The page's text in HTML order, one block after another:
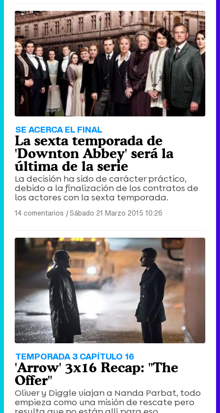
SE ACERCA EL FINAL
La sexta temporada de
'Downton Abbey' será la
última de la serie
La decisión ha sido de carácter práctico,
debido a la finalización de los contratos de
los actores con la sexta temporada.
14 comentarios |Sábado 21 Marzo 2015 10:26
TEMPORADA 3 CAPÍTULO 16
'Arrow' 3x16 Recap: "The
Offer"
Oliver y Diggle viajan a Nanda Parbat, todo
empieza como una misión de rescate pero